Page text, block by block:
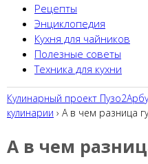
Рецепты
Энциклопедия
Кухня для чайников
Полезные советы
Техника для кухни
Кулинарный проект
кулинарии › А в чем разница
А в чем